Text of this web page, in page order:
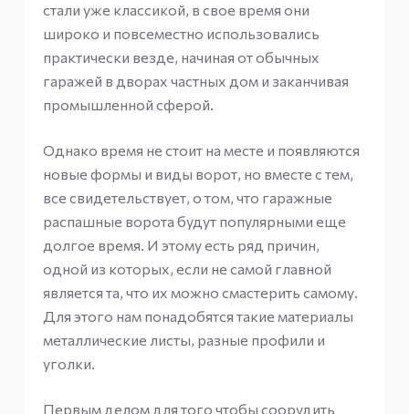
стали уже классикой, в свое время они
широко и повсеместно использовались
практически везде, начиная от обычных
гаражей в дворах частных дом и заканчивая
промышленной сферой.
Однако время не стоит на месте и появляются
новые формы и виды ворот, но вместе с тем,
все свидетельствует, о том, что гаражные
распашные ворота будут популярными еще
долгое время. И этому есть ряд причин,
одной из которых, если не самой главной
является та, что их можно смастерить самому.
Для этого нам понадобятся такие материалы
металлические листы, разные профили и
уголки.
Первым делом для того чтобы соорудить